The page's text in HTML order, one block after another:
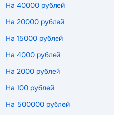
На 40000 рублей
На 20000 рублей
На 15000 рублей
На 4000 рублей
На 2000 рублей
На 100 рублей
На 500000 рублей